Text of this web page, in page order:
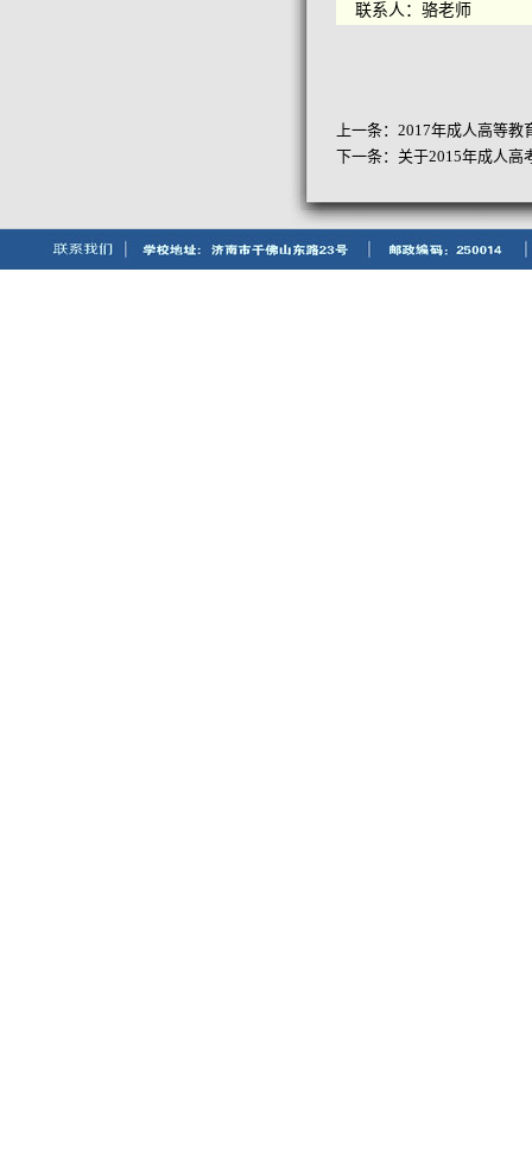
联系人：骆老师
上一条： 2017年成人高等教
下一条： 关于2015年成人高